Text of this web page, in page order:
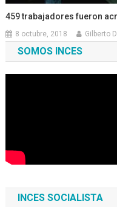
459 trabajadores fueron
8 octubre, 2018 Gilberto
SOMOS INCES
INCES SOCIALISTA